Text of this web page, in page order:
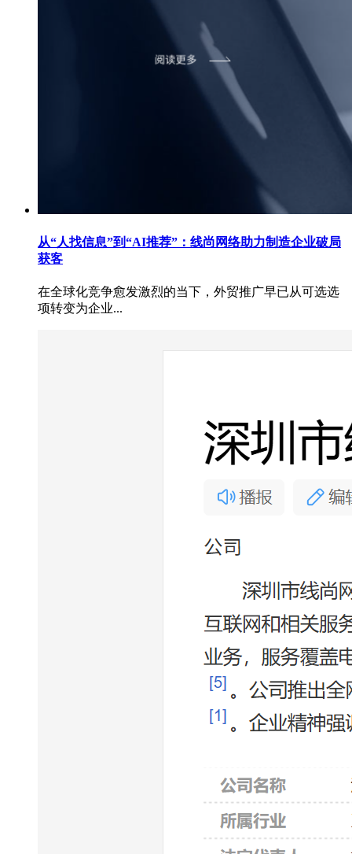
从“人找信息”到“AI推荐”：线尚网络助力制造企业破局
获客
在全球化竞争愈发激烈的当下，外贸推广早已从可选选
项转变为企业...